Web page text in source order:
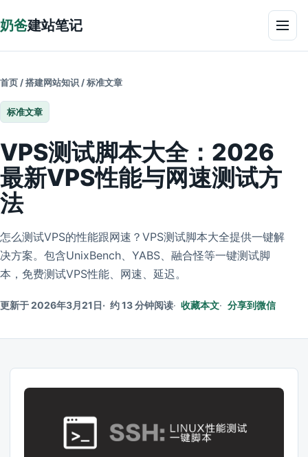
奶爸建站笔记 菜单
首页 /搭建网站知识 /标准文章
标准文章
VPS测试脚本大全：2026
最新VPS性能与网速测试方
法
怎么测试VPS的性能跟网速？VPS测试脚本大全提供一键解
决方案。包含UnixBench、YABS、融合怪等一键测试脚
本，免费测试VPS性能、网速、延迟。
更新于 2026年3月21日 约 13 分钟阅读 收藏本文 分享到微信